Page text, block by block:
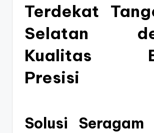
Terdekat
Selatan
Kualitas
Presisi
Solusi Seragam